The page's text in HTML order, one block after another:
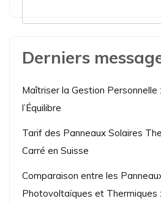
Derniers
Maîtriser la Gestion Personnelle
l’Équilibre
Tarif des Panneaux Solaires
Carré en Suisse
Comparaison entre les
Photovoltaïques et Thermiques